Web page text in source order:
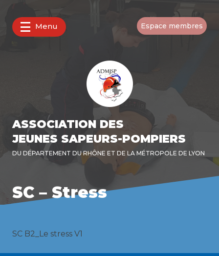
Menu Espace membres
ASSOCIATION DES
JEUNES SAPEURS-POMPIERS
DU DÉPARTEMENT DU RHÔNE ET DE LA MÉTROPOLE DE LYON
SC – Stress
SC B2_Le stress V1